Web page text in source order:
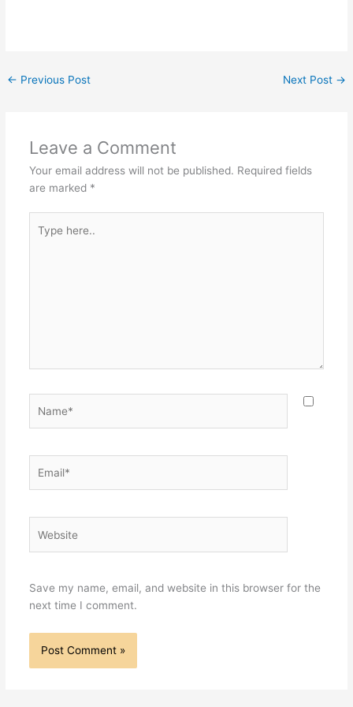
← Previous Post Next Post →
Leave a Comment
Your email address will not be published. Required fields
are marked *
here..
Save my name, email, and website in this browser for the
next time I comment.